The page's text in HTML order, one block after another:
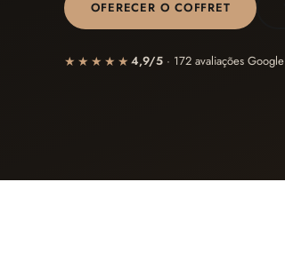
OFERECER O COFFRET
★★★★★ 4,9/5 · 172 avaliações Google